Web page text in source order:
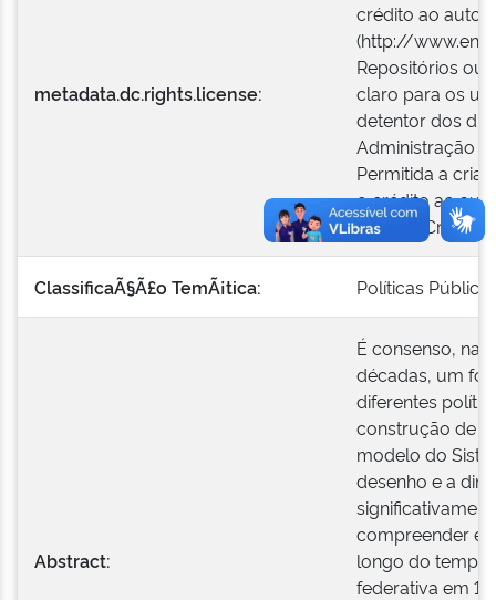
metadata.dc.rights.license:
crédito ao autor
(http://
Repositórios ou
claro para os
detentor dos
Administração
Permitida a
o crédito ao
Licença
ClassificaÃ§Ã£o TemÃ¡tica: Políticas
Abstract:
É consenso, na
décadas, um
diferentes
construção de
modelo do
desenho e a
compreender
longo do
federativa em